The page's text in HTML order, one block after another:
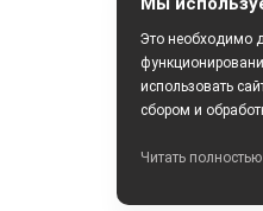
Это необходимо
использовать
сбором и
Читать полностью